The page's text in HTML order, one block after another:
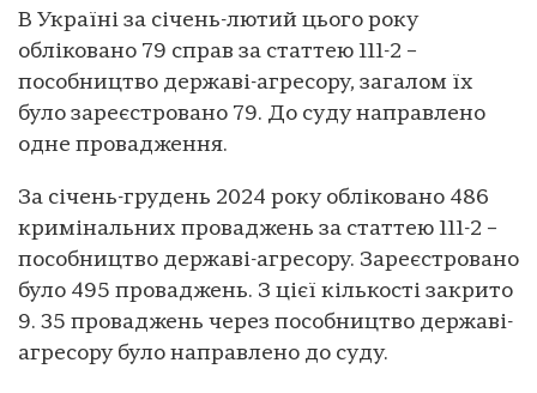
В Україні за січень-лютий цього року
обліковано 79 справ за статтею 111-2 –
пособництво державі-агресору, загалом їх
було зареєстровано 79. До суду направлено
одне провадження.
За січень-грудень 2024 року обліковано 486
кримінальних проваджень за статтею 111-2 –
пособництво державі-агресору. Зареєстровано
було 495 проваджень. З цієї кількості закрито
9. 35 проваджень через пособництво державі-
агресору було направлено до суду.